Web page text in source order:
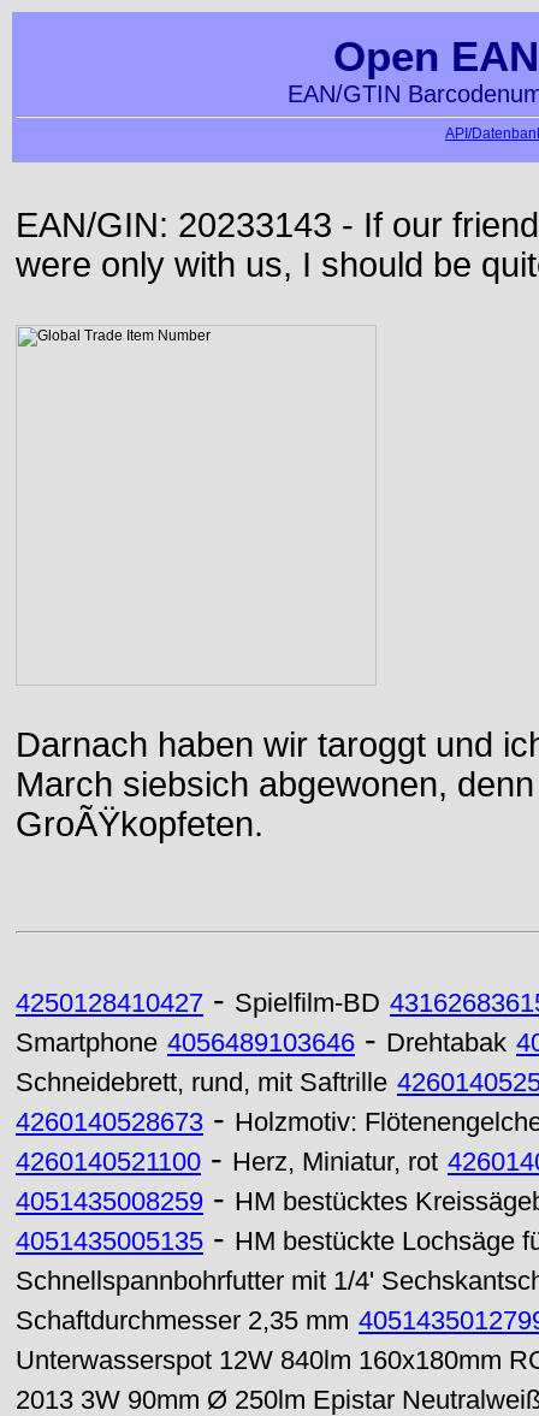
Open
EAN/GTIN
API/
EAN/GIN: 20233143 - If our
were only with us, I should be
Darnach haben wir taroggt und
March siebsich abgewonen,
GroÃŸkopfeten.
4250128410427 - Spielfilm-BD
Smartphone 4056489103646 - Drehtabak
Schneidebrett, rund, mit Saftrille
4260140528673 - Holzmotiv:
4260140521100 - Herz, Miniatur, rot
4051435008259 - HM bestücktes
4051435005135 - HM bestückte Lochsäge
Schnellspannbohrfutter mit 1/4'
Schaftdurchmesser 2,35 mm
Unterwasserspot 12W 840lm 160x180mm
2013 3W 90mm Ø 250lm Epistar